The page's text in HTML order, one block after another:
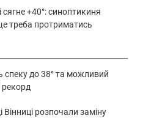
сягне +40°: синоптикиня
треба протриматись
спеку до 38° та можливий
Вінниці розпочали заміну